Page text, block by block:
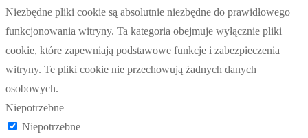
Niezbędne pliki cookie są absolutnie niezbędne do prawidłowego
funkcjonowania witryny. Ta kategoria obejmuje wyłącznie pliki
cookie, które zapewniają podstawowe funkcje i zabezpieczenia
witryny. Te pliki cookie nie przechowują żadnych danych
osobowych.
Niepotrzebne
Niepotrzebne